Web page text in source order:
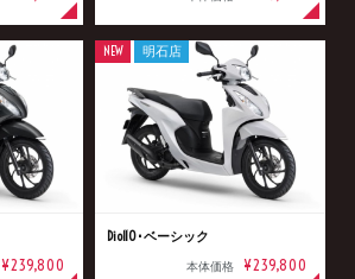
¥239,800
Dio110･ベーシック
本体価格 ¥239,800
NEW 明石店